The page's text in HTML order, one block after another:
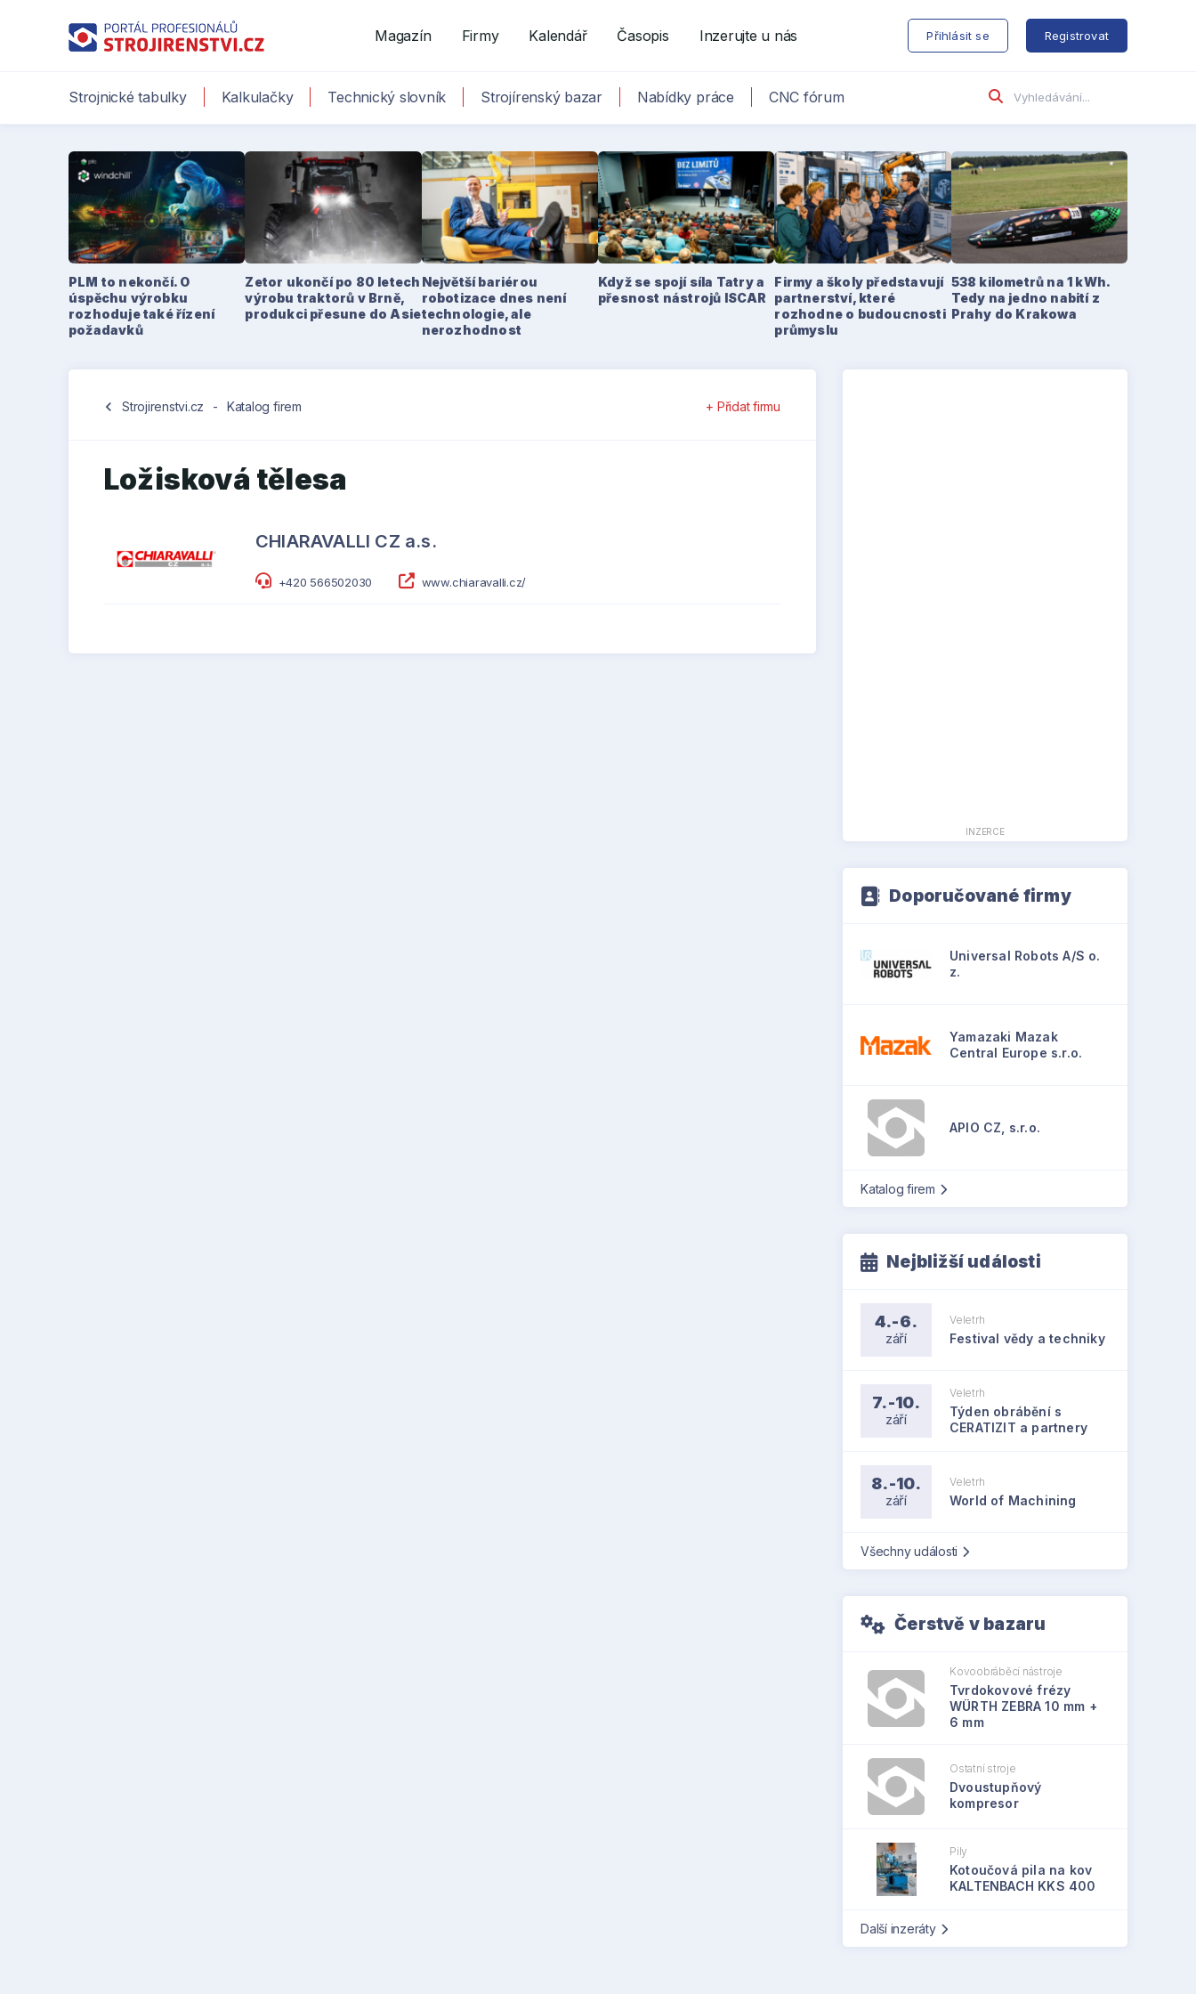
Magazín Firmy Kalendář Časopis Inzerujte u nás Přihlásit se Registrovat
Strojnické tabulky Kalkulačky Technický slovník Strojírenský bazar Nabídky práce CNC fórum
PLM to nekončí. O
úspěchu výrobku
rozhoduje také řízení
požadavků
Zetor ukončí po 80 letech
výrobu traktorů v Brně,
produkci přesune do Asie
Největší bariérou
robotizace dnes není
technologie, ale
nerozhodnost
Když se spojí síla Tatry a
přesnost nástrojů ISCAR
Firmy a školy představují
partnerství, které
rozhodne o budoucnosti
průmyslu
538 kilometrů na 1 kWh.
Tedy na jedno nabití z
Prahy do Krakowa
chevron_left Strojirenstvi.cz - Katalog firem + Přidat firmu
Ložisková tělesa
CHIARAVALLI CZ a.s.
+420 566502030 www.chiaravalli.cz/
INZERCE
Doporučované firmy
Universal Robots A/S o.
z.
Yamazaki Mazak
Central Europe s.r.o.
APIO CZ, s.r.o.
Katalog firem
Nejbližší události
4.-6.
září
Veletrh
Festival vědy a techniky
7.-10.
září
Veletrh
Týden obrábění s
CERATIZIT a partnery
8.-10.
září
Veletrh
World of Machining
Všechny události
Čerstvě v bazaru
Kovoobráběcí nástroje
Tvrdokovové frézy
WÜRTH ZEBRA 10 mm +
6 mm
Ostatní stroje
Dvoustupňový
kompresor
Pily
Kotoučová pila na kov
KALTENBACH KKS 400
Další inzeráty